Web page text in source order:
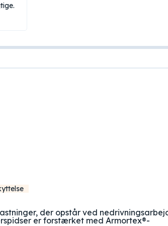
der opstår ved
er forstærket med Armortex®-